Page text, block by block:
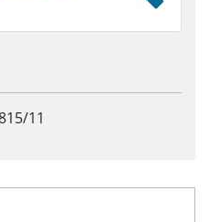
11